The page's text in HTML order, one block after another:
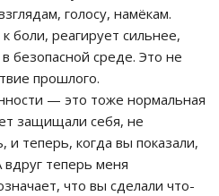
голосу, намёкам.
боли, реагирует сильнее,
безопасной среде. Это не
прошлого.
— это тоже нормальная
защищали себя, не
и теперь, когда вы показали,
вдруг теперь меня
что вы сделали что-